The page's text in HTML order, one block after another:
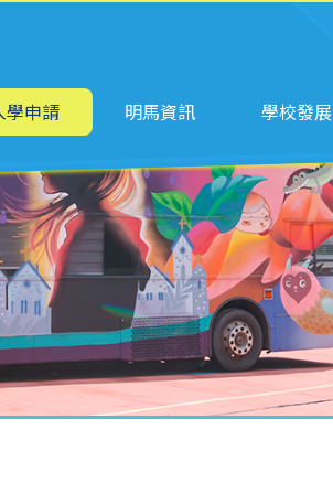
學申請 明馬資訊 學校發展